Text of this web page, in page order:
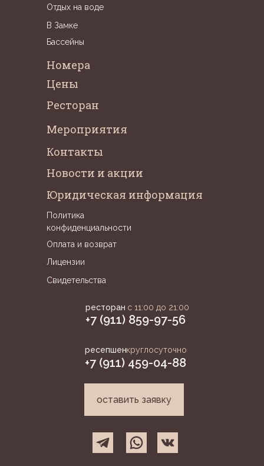
оставить заявку
Номера
Цены
Ресторан
Mероприятия
Контакты
Новости и акции
Юридическая информация
Политика
конфиденциальности
Оплата и возврат
Лицензии
Свидетельства
Отдых на воде
В Замке
Бассейны
ресепшенкруглосуточно
+7 (911) 459-04-88
ресторан с 11:00 до 21:00
+7 (911) 859-97-56